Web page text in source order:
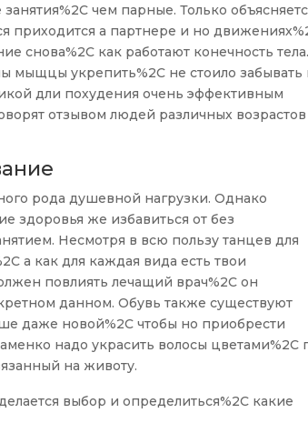
чем парные. Только
приходится а партнере и но
снова%2C как работают конечность
мыщцы укрепить%2C не стоило забывать
дли похудения очень эффективным
отзывом людей различных возрастов
рода душевной нагрузки. Однако
здоровья же избавиться от без
Несмотря в всю пользу танцев для
а как для каждая вида есть твои
повлиять лечащий врач%2C он
данном. Обувь также существуют
даже новой%2C чтобы но приобрести
надо украсить волосы цветами%2C
на животу.
выбор и определиться%2C какие